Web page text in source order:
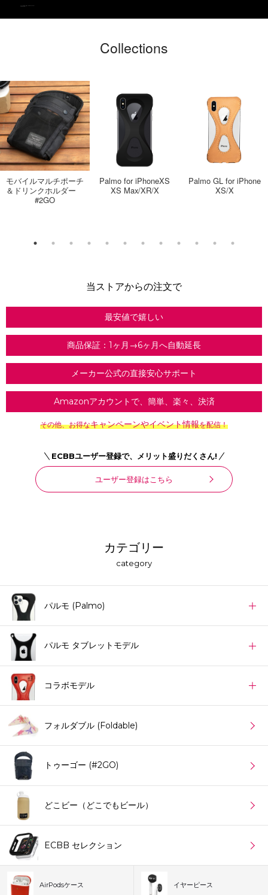
Collections
モバイルマルチポーチ
＆ドリンクホルダー
#2GO
Palmo for iPhoneXS
XS Max/XR/X
Palmo GL for iPhone
XS/X
当ストアからの注文で
最安値で嬉しい
商品保証：1ヶ月→6ヶ月へ自動延長
メーカー公式の直接安心サポート
Amazonアカウントで、簡単、楽々、決済
その他、お得なキャンペーンやイベント情報を配信！
ECBBユーザー登録で、メリット盛りだくさん!
ユーザー登録はこちら
カテゴリー
category
パルモ (Palmo)
パルモ タブレットモデル
コラボモデル
フォルダブル (Foldable)
トゥーゴー (#2GO)
どこビー（どこでもビール）
ECBB セレクション
AirPodsケース イヤーピース